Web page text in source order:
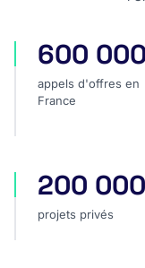
appels d'offres
600
appels d'offres en
France
projets privés
200
projets privés